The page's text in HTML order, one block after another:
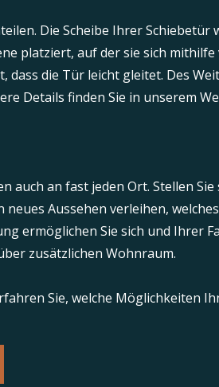
Die Scheibe Ihrer
platziert, auf der sie sich
die Tür leicht gleitet. Des
Details finden Sie in unserem
auch an fast jeden Ort. Stellen
Aussehen verleihen,
ermöglichen Sie sich und Ihrer
zusätzlichen Wohnraum.
Sie, welche Möglichkeiten